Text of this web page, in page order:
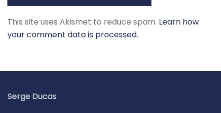
This site uses Akismet to reduce spam. Learn how
your comment data is processed.
Serge Ducas